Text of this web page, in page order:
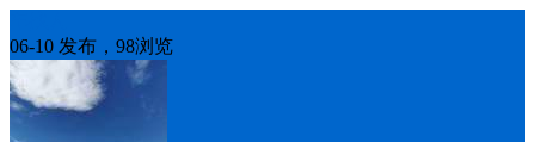
06-10 发布，98浏览